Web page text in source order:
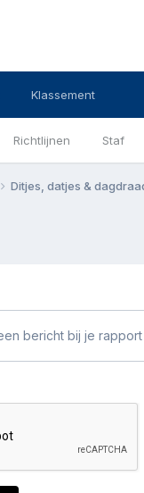
Richtlijnen Staf
Klassement
Ditjes, datjes &
bericht bij je rapport